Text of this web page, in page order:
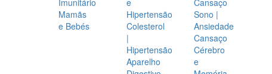
Mamãs
e Bebés
Hipertensão
Colesterol
|
Hipertensão
Aparelho
Sono |
Ansiedade
Cansaço
Cérebro
e